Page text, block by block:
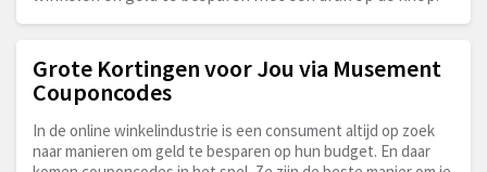
Grote Kortingen voor Jou via Musement
Couponcodes
In de online winkelindustrie is een consument altijd op zoek
naar manieren om geld te besparen op hun budget. En daar